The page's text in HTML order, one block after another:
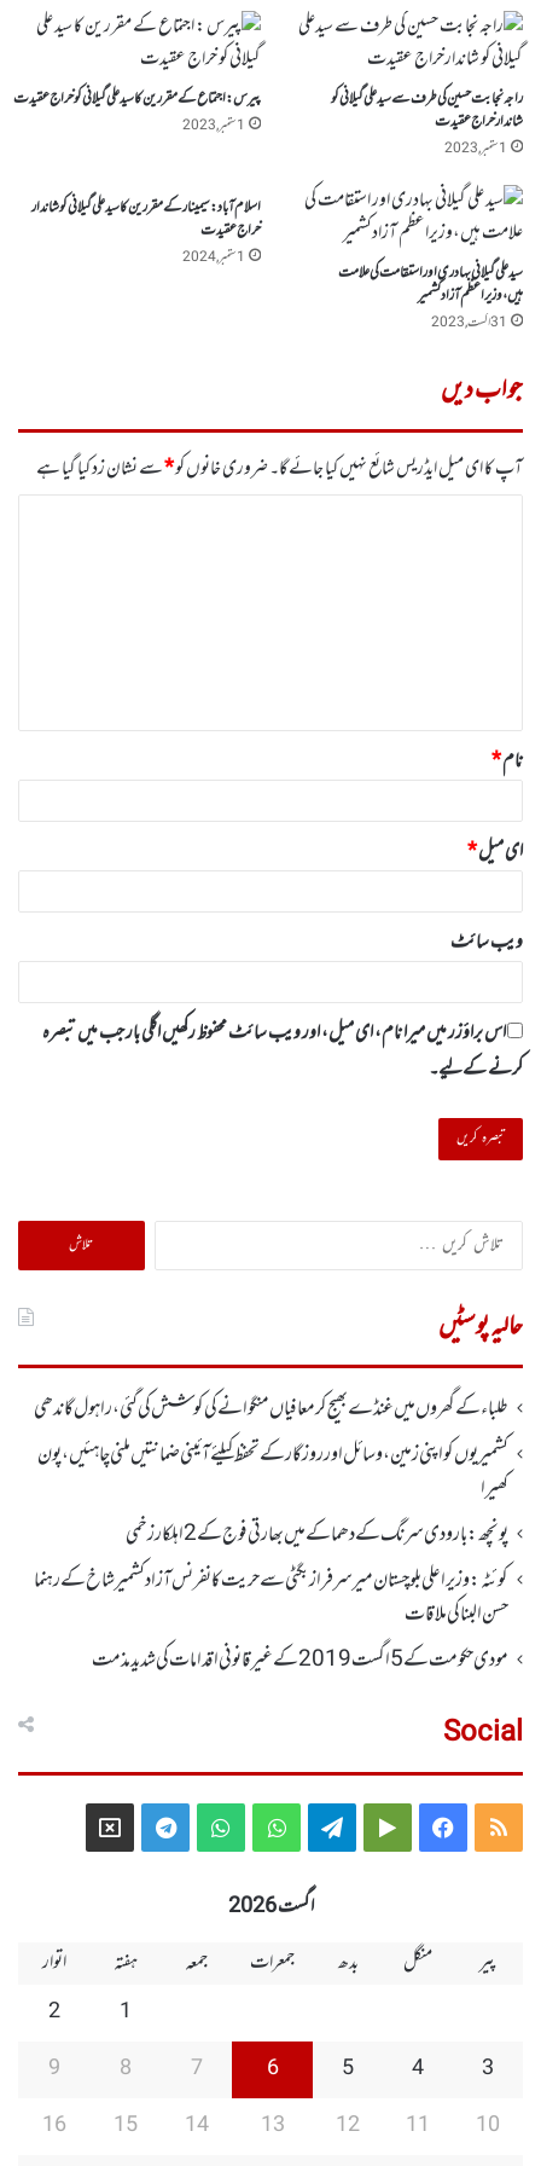
راجہ نجابت حسین کی طرف سے سیدعلی گیلانی کو
شاندارخراج عقیدت
1 ستمبر, 2023
پیرس : اجتماع کے مقررین کا سید علی گیلانی کو خراج عقیدت
1 ستمبر, 2023
سید علی گیلانی بہادری اور استقامت کی علامت
ہیں،وزیراعظم آزادکشمیر
31 اگست, 2023
اسلام آباد: سیمینار کے مقررین کا سید علی گیلانی کو شاندار
خراج عقیدت
1 ستمبر, 2024
جواب دیں
آپ کا ای میل ایڈریس شائع نہیں کیا جائے گا۔ضروری خانوں کو*سے نشان زد کیا گیا ہے
نام*
ای میل*
ویب‌ سائٹ
اس براؤزر میں میرا نام، ای میل، اور ویب سائٹ محفوظ رکھیں اگلی بار جب میں تبصرہ
کرنے کےلیے۔
تلاش
کریں
حالیہ پوسٹیں
طلباء کے گھروں میں غنڈے بھیج کر معافیاں منگوانے کی کوشش کی گئی،راہول گاندھی
کشمیریوں کو اپنی زمین، وسائل اور روزگار کے تحفظ کیلئے آئینی ضمانتیں ملنی چاہئیں، پون
کھیرا
پونچھ: بارودی سرنگ کے دھماکے میں بھارتی فوج کے 2اہلکار زخمی
کوئٹہ : وزیر اعلی بلوچستان میر سرفراز بگٹی سے حریت کانفرنس آزاد کشمیر شاخ کے رہنما
حسن البنا کی ملاقات
مودی حکومت کے 5اگست2019کے غیر قانونی اقدامات کی شدید مذمت
Social
RSS
Facebook
Google
Telegram
WhatsApp
WhatsApp
Telegram
X
اگست 2026
پیر
منگل بدھ جمعرات جمعہ ہفتہ
اتوار
1
2
3
4
5
6
7
8
9
10
11
12
13
14
15
16